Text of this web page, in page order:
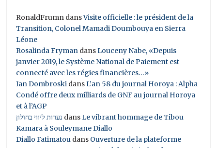
RonaldFrumn dansVisite officielle : le président de la
Transition, Colonel Mamadi Doumbouya en Sierra
Léone
Rosalinda Fryman dansLouceny Nabe, «Depuis
janvier 2019, le Système National de Paiement est
connecté avec les régies financières…»
Ian Dombroski dansL’an 58 du journal Horoya : Alpha
Condé offre deux milliards de GNF au journal Horoya
et à l’AGP
נערות ליווי בחולון dansLe vibrant hommage de Tibou
Kamara à Souleymane Diallo
Diallo Fatimatou dans Ouverture de la plateforme